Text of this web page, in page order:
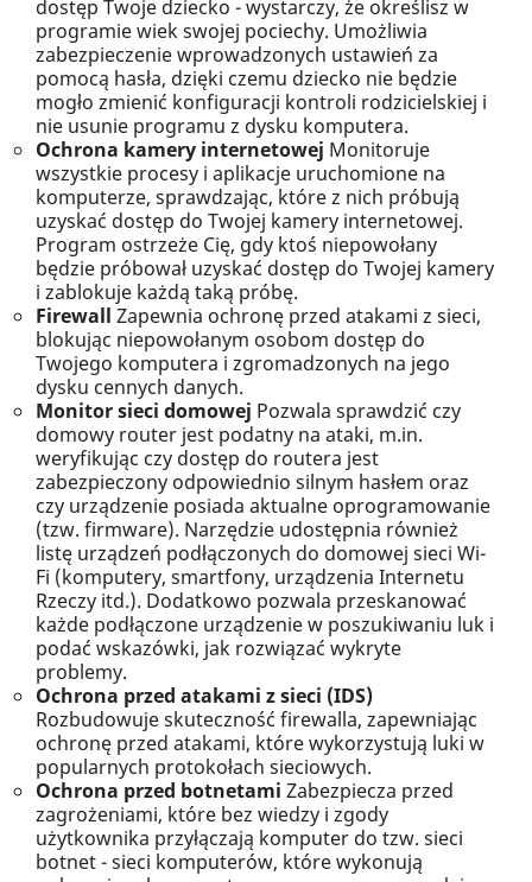
dostęp Twoje dziecko - wystarczy, że określisz w
programie wiek swojej pociechy. Umożliwia
zabezpieczenie wprowadzonych ustawień za
pomocą hasła, dzięki czemu dziecko nie będzie
mogło zmienić konfiguracji kontroli rodzicielskiej i
nie usunie programu z dysku komputera.
Ochrona kamery internetowej Monitoruje
wszystkie procesy i aplikacje uruchomione na
komputerze, sprawdzając, które z nich próbują
uzyskać dostęp do Twojej kamery internetowej.
Program ostrzeże Cię, gdy ktoś niepowołany
będzie próbował uzyskać dostęp do Twojej kamery
i zablokuje każdą taką próbę.
Firewall Zapewnia ochronę przed atakami z sieci,
blokując niepowołanym osobom dostęp do
Twojego komputera i zgromadzonych na jego
dysku cennych danych.
Monitor sieci domowej Pozwala sprawdzić czy
domowy router jest podatny na ataki, m.in.
weryfikując czy dostęp do routera jest
zabezpieczony odpowiednio silnym hasłem oraz
czy urządzenie posiada aktualne oprogramowanie
(tzw. firmware). Narzędzie udostępnia również
listę urządzeń podłączonych do domowej sieci Wi-
Fi (komputery, smartfony, urządzenia Internetu
Rzeczy itd.). Dodatkowo pozwala przeskanować
każde podłączone urządzenie w poszukiwaniu luk i
podać wskazówki, jak rozwiązać wykryte
problemy.
Ochrona przed atakami z sieci (IDS)
Rozbudowuje skuteczność firewalla, zapewniając
ochronę przed atakami, które wykorzystują luki w
popularnych protokołach sieciowych.
Ochrona przed botnetami Zabezpiecza przed
zagrożeniami, które bez wiedzy i zgody
użytkownika przyłączają komputer do tzw. sieci
botnet - sieci komputerów, które wykonują